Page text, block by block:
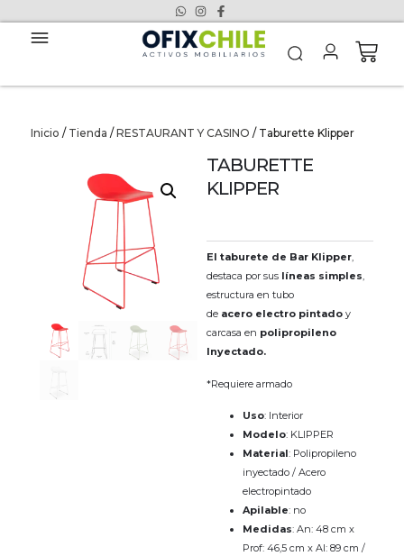
Inicio / Tienda / RESTAURANT Y CASINO / Taburette Klipper
TABURETTE
KLIPPER
El taburete de Bar Klipper,
destaca por sus líneas simples,
estructura en tubo
de acero electro pintado y
carcasa en polipropileno
Inyectado.
*Requiere armado
Uso: Interior
Modelo: KLIPPER
Material: Polipropileno
inyectado / Acero
electropintado
Apilable: no
Medidas: An: 48 cm x
Prof: 46,5 cm x Al: 89 cm /